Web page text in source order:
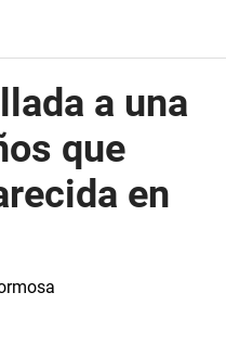
a una
que
en